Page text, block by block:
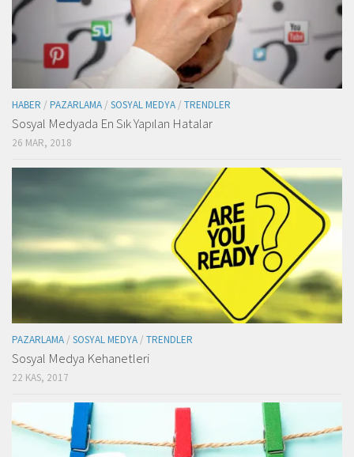
HABER / PAZARLAMA / SOSYAL MEDYA / TRENDLER
Sosyal Medyada En Sık Yapılan Hatalar
26 MAR, 2018
PAZARLAMA / SOSYAL MEDYA / TRENDLER
Sosyal Medya Kehanetleri
22 KAS, 2017